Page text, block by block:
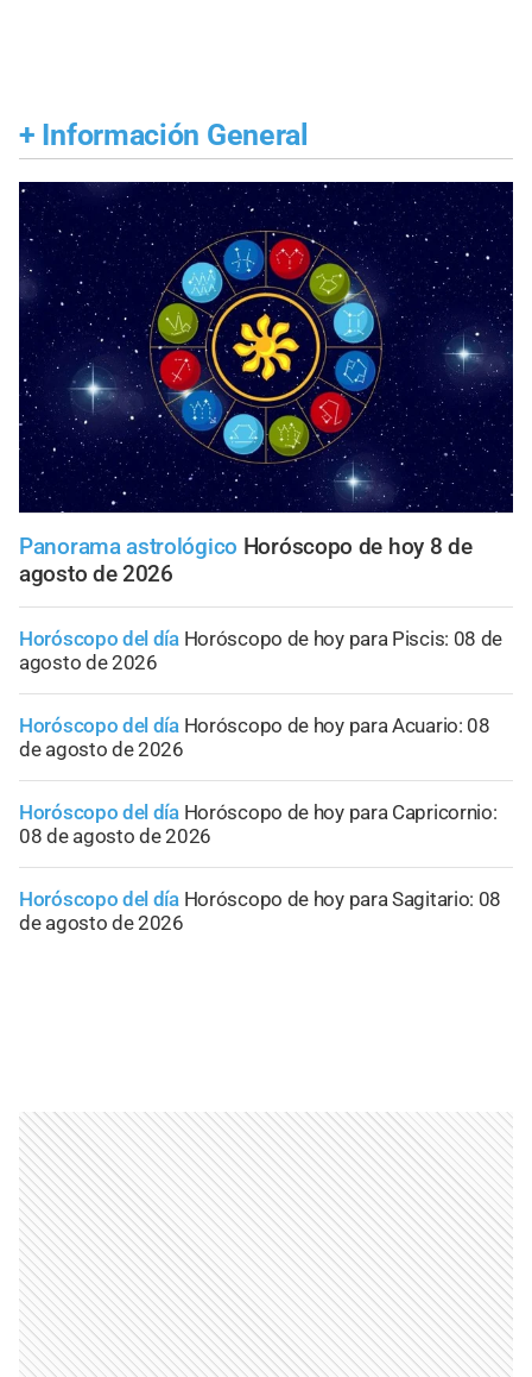
+ Información General
Panorama astrológico Horóscopo de hoy 8 de
agosto de 2026
Horóscopo del día Horóscopo de hoy para Piscis: 08 de
agosto de 2026
Horóscopo del día Horóscopo de hoy para Acuario: 08
de agosto de 2026
Horóscopo del día Horóscopo de hoy para Capricornio:
08 de agosto de 2026
Horóscopo del día Horóscopo de hoy para Sagitario: 08
de agosto de 2026